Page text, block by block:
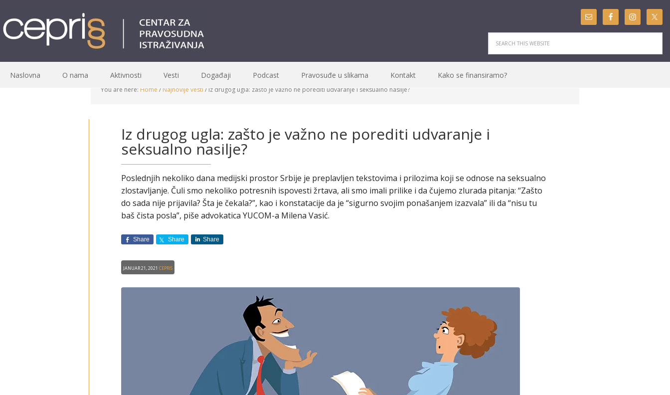
Naslovna O nama Aktivnosti Vesti Događaji Podcast Pravosuđe u slikama Kontakt Kako se finansiramo?
You are here: Home /Najnovije vesti /Iz drugog ugla: zašto je važno ne porediti udvaranje i seksualno nasilje?
Iz drugog ugla: zašto je važno ne porediti udvaranje i
seksualno nasilje?
Poslednjih nekoliko dana medijski prostor Srbije je preplavljen tekstovima i prilozima koji se odnose na seksualno
zlostavljanje. Čuli smo nekoliko potresnih ispovesti žrtava, ali smo imali prilike i da čujemo zlurada pitanja: “Zašto
do sada nije prijavila? Šta je čekala?”, kao i konstatacije da je “sigurno svojim ponašanjem izazvala” ili da “nisu tu
baš čista posla”, piše advokatica YUCOM-a Milena Vasić.
Share Share Share
Januar 21, 2021 CEPRIS